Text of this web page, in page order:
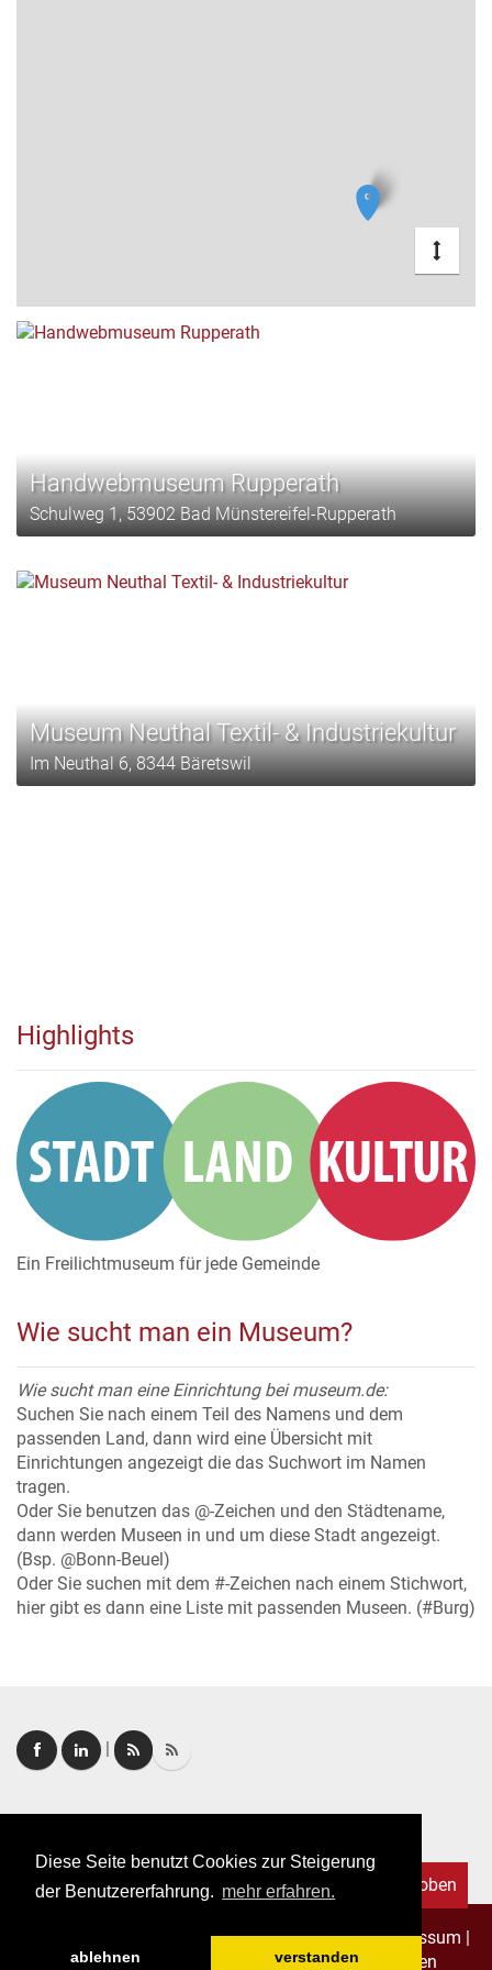
Diese Seite benutzt Cookies zur Steigerung
der Benutzererfahrung. mehr erfahren.
ablehnen verstanden
Handwebmuseum Rupperath
Schulweg 1, 53902 Bad Münstereifel-Rupperath
Museum Neuthal Textil- & Industriekultur
Im Neuthal 6, 8344 Bäretswil
Highlights
Ein Freilichtmuseum für jede Gemeinde
Wie sucht man ein Museum?
Wie sucht man eine Einrichtung bei museum.de:
Suchen Sie nach einem Teil des Namens und dem
passenden Land, dann wird eine Übersicht mit
Einrichtungen angezeigt die das Suchwort im Namen
tragen.
Oder Sie benutzen das @-Zeichen und den Städtename,
dann werden Museen in und um diese Stadt angezeigt.
(Bsp. @Bonn-Beuel)
Oder Sie suchen mit dem #-Zeichen nach einem Stichwort,
hier gibt es dann eine Liste mit passenden Museen. (#Burg)
Copyright © 2026. Alle Rechte vorbehalten.–Impressum
Datenschutz
Allgemeine Geschäftsbedingungen
Nach oben